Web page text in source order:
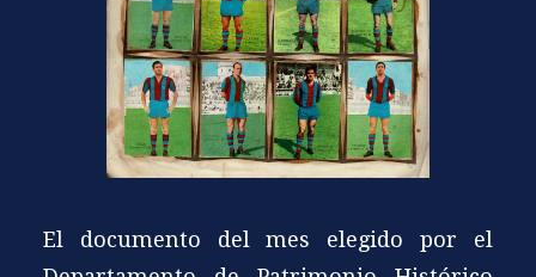
El documento del mes elegido por el